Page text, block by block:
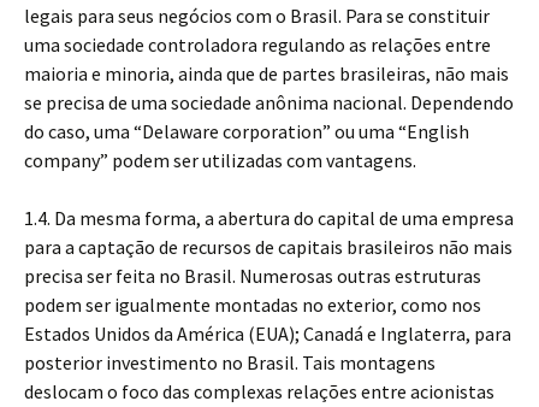
legais para seus negócios com o Brasil. Para se constituir
uma sociedade controladora regulando as relações entre
maioria e minoria, ainda que de partes brasileiras, não mais
se precisa de uma sociedade anônima nacional. Dependendo
do caso, uma “Delaware corporation” ou uma “English
company” podem ser utilizadas com vantagens.
1.4. Da mesma forma, a abertura do capital de uma empresa
para a captação de recursos de capitais brasileiros não mais
precisa ser feita no Brasil. Numerosas outras estruturas
podem ser igualmente montadas no exterior, como nos
Estados Unidos da América (EUA); Canadá e Inglaterra, para
posterior investimento no Brasil. Tais montagens
deslocam o foco das complexas relações entre acionistas